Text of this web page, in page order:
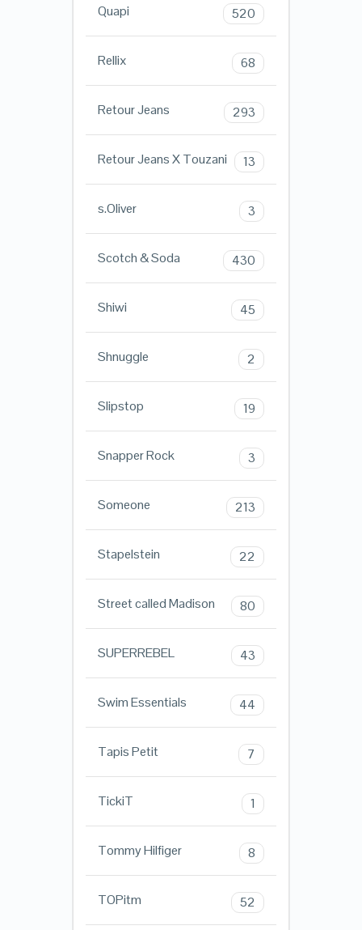
Quapi 520
Rellix 68
Retour Jeans 293
Retour Jeans X Touzani 13
s.Oliver 3
Scotch & Soda 430
Shiwi 45
Shnuggle 2
Slipstop 19
Snapper Rock 3
Someone 213
Stapelstein 22
Street called Madison 80
SUPERREBEL 43
Swim Essentials 44
Tapis Petit 7
TickiT 1
Tommy Hilfiger 8
TOPitm 52